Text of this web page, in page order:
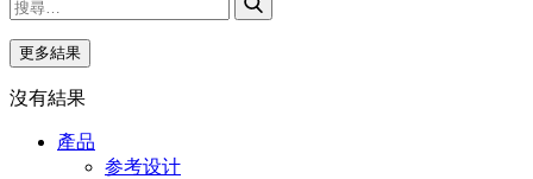
更多結果
沒有結果
產品
参考设计